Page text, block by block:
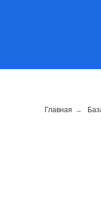
Главная →